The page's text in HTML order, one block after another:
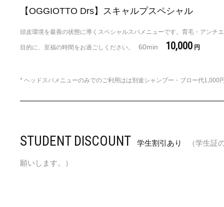
【OGGIOTTO Drs】スキャルプスペシャル
頭皮環境を最善の状態に導くスペシャルスパメニューです。育毛・アンチ
目的に、至福の時間をお過ごしください。 60min 10,000 円
* ヘッドスパメニューのみでのご利用はは別途シャンプー・ブロー代1,000
STUDENT DISCOUNT 学生割引あり （学生証
願いします。）